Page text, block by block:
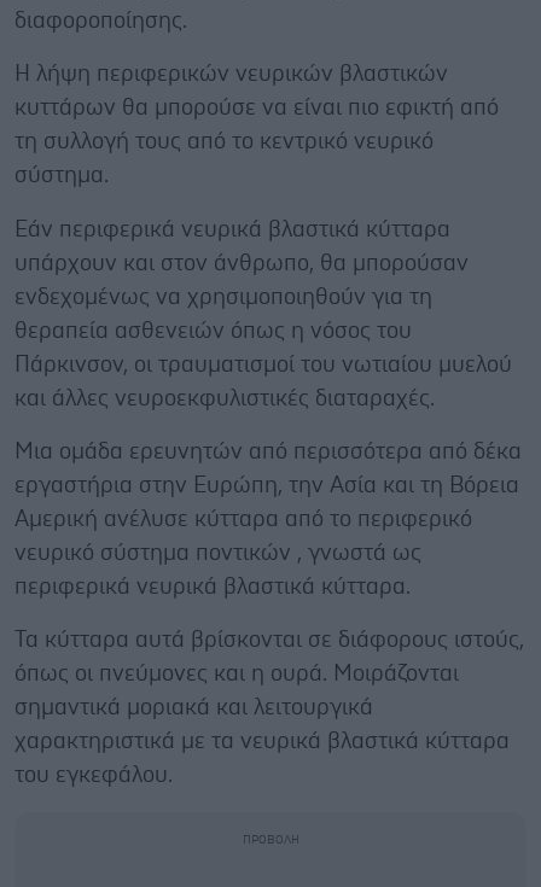
διαφοροποίησης.
Η λήψη περιφερικών νευρικών βλαστικών
κυττάρων θα μπορούσε να είναι πιο εφικτή από
τη συλλογή τους από το κεντρικό νευρικό
σύστημα.
Εάν περιφερικά νευρικά βλαστικά κύτταρα
υπάρχουν και στον άνθρωπο, θα μπορούσαν
ενδεχομένως να χρησιμοποιηθούν για τη
θεραπεία ασθενειών όπως η νόσος του
Πάρκινσον, οι τραυματισμοί του νωτιαίου μυελού
και άλλες νευροεκφυλιστικές διαταραχές.
Μια ομάδα ερευνητών από περισσότερα από δέκα
εργαστήρια στην Ευρώπη, την Ασία και τη Βόρεια
Αμερική ανέλυσε κύτταρα από το περιφερικό
νευρικό σύστημα ποντικών , γνωστά ως
περιφερικά νευρικά βλαστικά κύτταρα.
Τα κύτταρα αυτά βρίσκονται σε διάφορους ιστούς,
όπως οι πνεύμονες και η ουρά. Μοιράζονται
σημαντικά μοριακά και λειτουργικά
χαρακτηριστικά με τα νευρικά βλαστικά κύτταρα
του εγκεφάλου.